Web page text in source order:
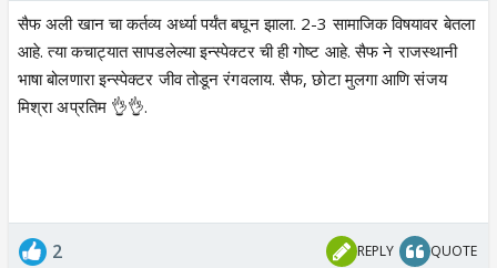
सैफ अली खान चा कर्तव्य अर्ध्या पर्यंत बघून झाला. 2-3 सामाजिक विषयावर बेतला
आहे. त्या कचाट्यात सापडलेल्या इन्स्पेक्टर ची ही गोष्ट आहे. सैफ ने राजस्थानी
भाषा बोलणारा इन्स्पेक्टर जीव तोडून रंगवलाय. सैफ, छोटा मुलगा आणि संजय
मिश्रा अप्रतिम 👌👌.
2 REPLY QUOTE